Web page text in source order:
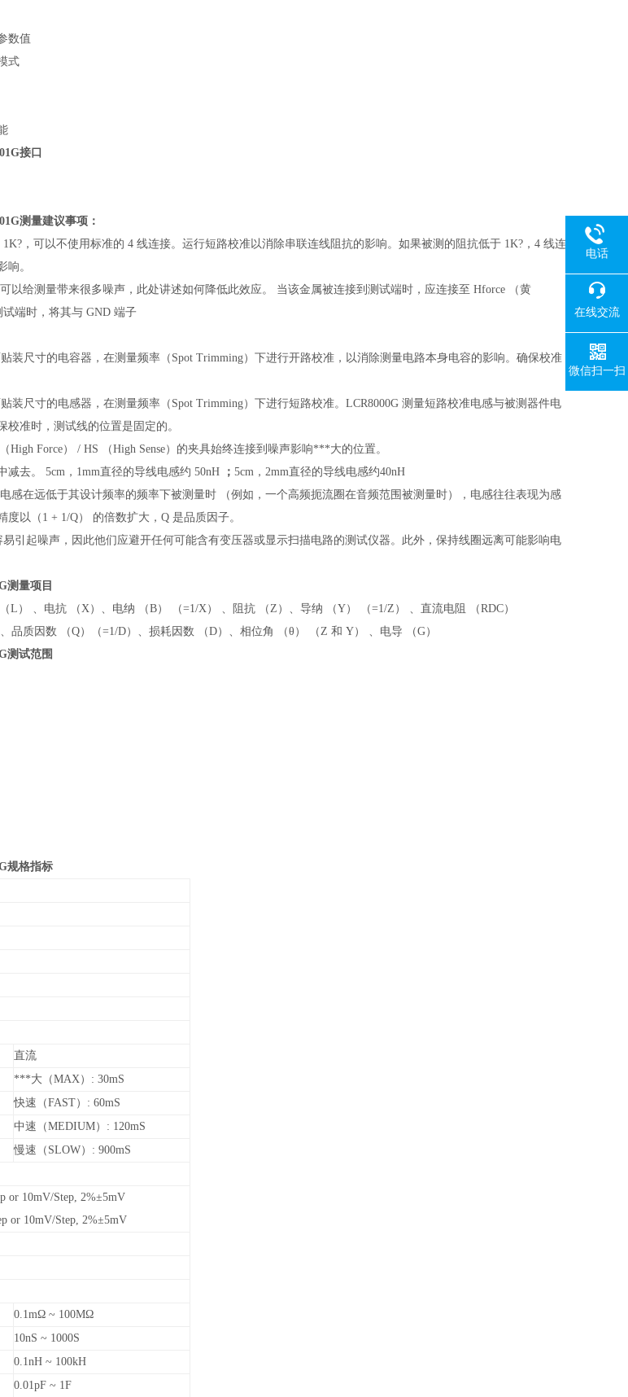
数值
式
接口
测量建议事项：
，可以不使用标准的 4 线连接。运行短路校准以消除串联连线阻抗的影响。如果被测的阻抗低于 1K?，4 线连
响。
以给测量带来很多噪声，此处讲述如何降低此效应。 当该金属被连接到测试端时，应连接至 Hforce （黄
端时，将其与 GND 端子
装尺寸的电容器，在测量频率（Spot Trimming）下进行开路校准，以消除测量电路本身电容的影响。确保校准
装尺寸的电感器，在测量频率（Spot Trimming）下进行短路校准。LCR8000G 测量短路校准电感与被测器件电
准时，测试线的位置是固定的。
High Force） / HS （High Sense）的夹具始终连接到噪声影响***大的位置。
减去。 5cm，1mm直径的导线电感约 50nH ； 5cm，2mm直径的导线电感约40nH
感在远低于其设计频率的频率下被测量时 （例如，一个高频扼流圈在音频范围被测量时），电感往往表现为感
以（1 + 1/Q） 的倍数扩大，Q 是品质因子。
引起噪声，因此他们应避开任何可能含有变压器或显示扫描电路的测试仪器。此外，保持线圈远离可能影响电
测量项目
L） 、电抗 （X）、电纳 （B） （=1/X） 、阻抗 （Z）、导纳 （Y） （=1/Z） 、直流电阻 （RDC）
品质因数 （Q）（=1/D）、损耗因数 （D）、相位角 （θ） （Z 和 Y） 、电导 （G）
测试范围
规格指标
直流
***大（MAX）: 30mS
快速（FAST）: 60mS
中速（MEDIUM）: 120mS
慢速（SLOW）: 900mS
or 10mV/Step, 2%±5mV
or 10mV/Step, 2%±5mV
0.1mΩ ~ 100MΩ
10nS ~ 1000S
0.1nH ~ 100kH
0.01pF ~ 1F
电话
在线交流
微信扫一扫